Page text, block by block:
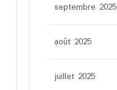
septembre 2025
août 2025
juillet 2025